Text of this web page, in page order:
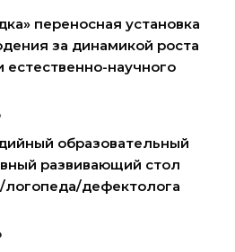
переносная установка
за динамикой роста
естественно-научного
образовательный
развивающий стол
логопеда/дефектолога